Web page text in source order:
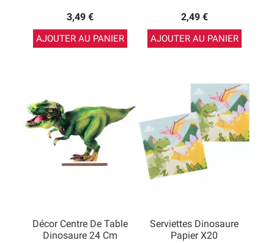
3,49 €
AJOUTER AU PANIER
2,49 €
AJOUTER AU PANIER
Décor Centre De Table
Dinosaure 24 Cm
Serviettes Dinosaure
Papier X20